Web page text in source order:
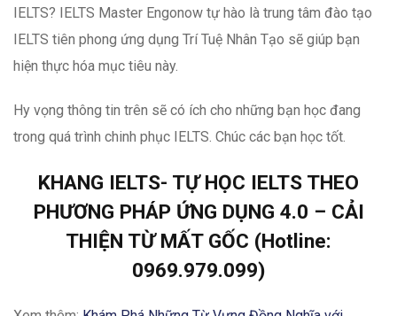
IELTS? IELTS Master Engonow tự hào là trung tâm đào tạo
IELTS tiên phong ứng dụng Trí Tuệ Nhân Tạo sẽ giúp bạn
hiện thực hóa mục tiêu này.
Hy vọng thông tin trên sẽ có ích cho những bạn học đang
trong quá trình chinh phục IELTS. Chúc các bạn học tốt.
KHANG IELTS- TỰ HỌC IELTS THEO
PHƯƠNG PHÁP ỨNG DỤNG 4.0 – CẢI
THIỆN TỪ MẤT GỐC (Hotline:
0969.979.099)